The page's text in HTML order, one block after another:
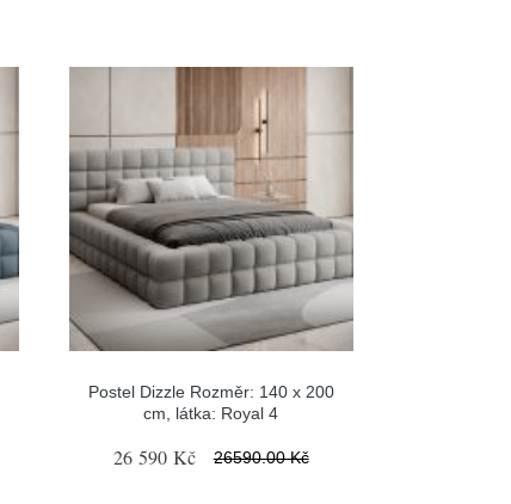
Postel Dizzle Rozměr: 140 x 200
cm, látka: Royal 4
26 590 Kč 26590.00 Kč